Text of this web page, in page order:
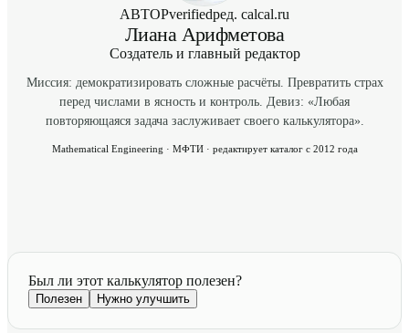
АВТОРverifiedред. calcal.ru
Лиана Арифметова
Создатель и главный редактор
Миссия: демократизировать сложные расчёты. Превратить страх
перед числами в ясность и контроль. Девиз: «Любая
повторяющаяся задача заслуживает своего калькулятора».
Mathematical Engineering · МФТИ · редактирует каталог с 2012 года
Был ли этот калькулятор полезен?
Полезен Нужно улучшить